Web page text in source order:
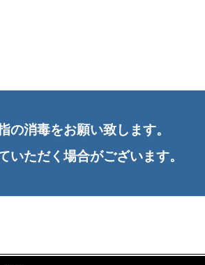
消毒をお願い致します。
ただく場合がございます。